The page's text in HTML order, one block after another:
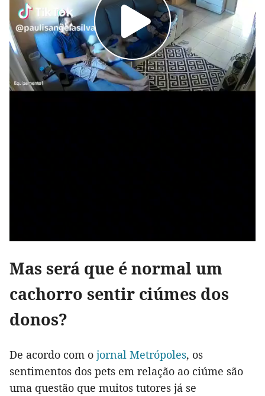
Mas será que é normal um
cachorro sentir ciúmes dos
donos?
De acordo com o jornal Metrópoles, os
sentimentos dos pets em relação ao ciúme são
uma questão que muitos tutores já se